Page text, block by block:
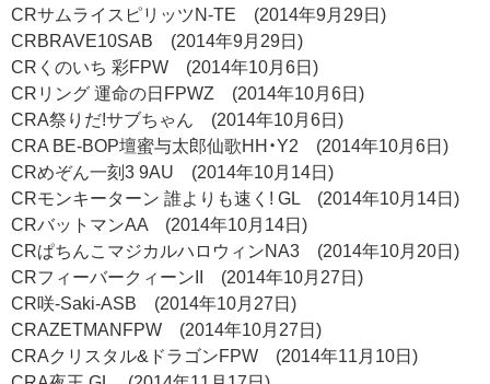
CRサムライスピリッツN-TE (2014年9月29日)
CRBRAVE10SAB (2014年9月29日)
CRくのいち 彩FPW (2014年10月6日)
CRリング 運命の日FPWZ (2014年10月6日)
CRA祭りだ!サブちゃん (2014年10月6日)
CRA BE-BOP壇蜜与太郎仙歌HH・Y2 (2014年10月6日)
CRめぞん一刻3 9AU (2014年10月14日)
CRモンキーターン 誰よりも速く! GL (2014年10月14日)
CRバットマンAA (2014年10月14日)
CRぱちんこマジカルハロウィンNA3 (2014年10月20日)
CRフィーバークィーンII (2014年10月27日)
CR咲-Saki-ASB (2014年10月27日)
CRAZETMANFPW (2014年10月27日)
CRAクリスタル&ドラゴンFPW (2014年11月10日)